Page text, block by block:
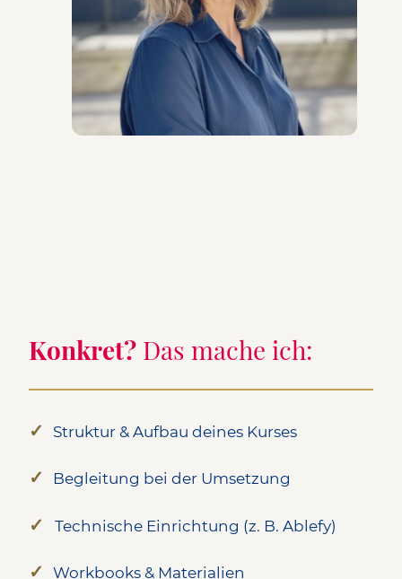
Konkret? Das mache ich:
✓ Struktur & Aufbau deines Kurses
✓ Begleitung bei der Umsetzung
✓ Technische Einrichtung (z. B. Ablefy)
✓ Workbooks & Materialien